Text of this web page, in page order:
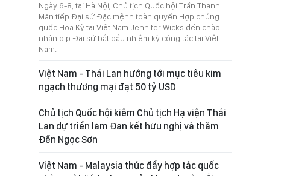
Ngày 6-8, tại Hà Nội, Chủ tịch Quốc hội Trần Thanh
Mẫn tiếp Đại sứ Đặc mệnh toàn quyền Hợp chúng
quốc Hoa Kỳ tại Việt Nam Jennifer Wicks đến chào
nhân dịp Đại sứ bắt đầu nhiệm kỳ công tác tại Việt
Nam.
Việt Nam - Thái Lan hướng tới mục tiêu kim
ngạch thương mại đạt 50 tỷ USD
Chủ tịch Quốc hội kiêm Chủ tịch Hạ viện Thái
Lan dự triển lãm Đan kết hữu nghị và thăm
Đền Ngọc Sơn
Việt Nam - Malaysia thúc đẩy hợp tác quốc